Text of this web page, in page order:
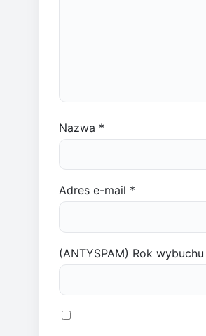
Nazwa *
Adres e-mail *
(ANTYSPAM) Rok